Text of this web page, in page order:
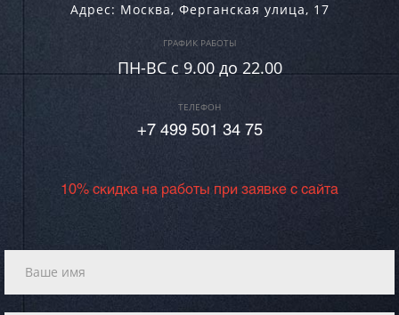
Адрес: Москва, Ферганская улица, 17
ГРАФИК РАБОТЫ
ПН-ВC c 9.00 до 22.00
ТЕЛЕФОН
+7 499 501 34 75
10% скидка на работы при заявке с сайта